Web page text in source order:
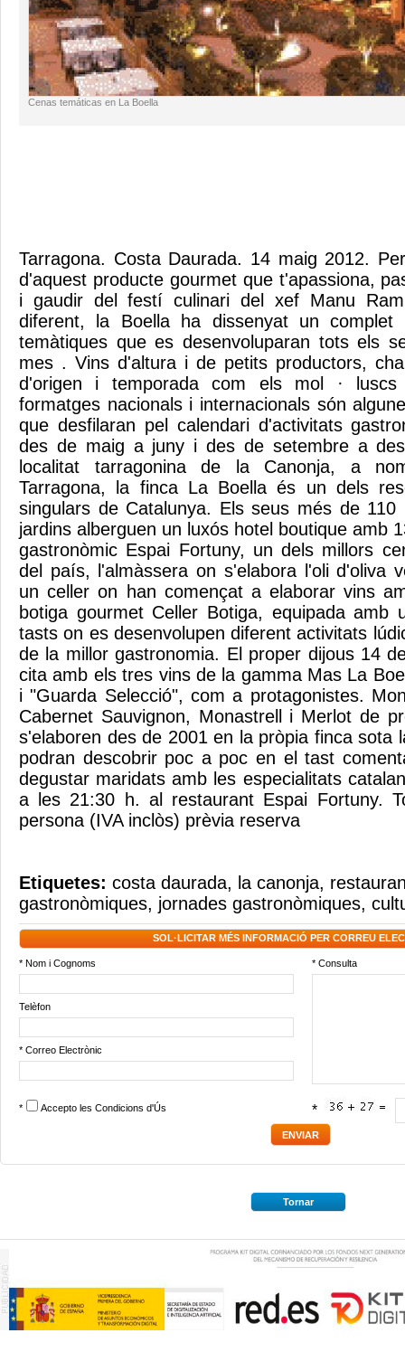
Cenas temáticas en La Boella
Tarragona. Costa Daurada. 14 maig 2012.
d'aquest producte gourmet que t'apassiona,
i gaudir del festí culinari del xef Manu
diferent, la Boella ha dissenyat un complet
temàtiques que es desenvoluparan tots els
mes . Vins d'altura i de petits productors,
d'origen i temporada com els mol ·
formatges nacionals i internacionals són
que desfilaran pel calendari d'activitats
des de maig a juny i des de setembre a
localitat tarragonina de la Canonja, a
Tarragona, la finca La Boella és un dels
singulars de Catalunya. Els seus més de 110
jardins alberguen un luxós hotel boutique amb
gastronòmic Espai Fortuny, un dels millors
del país, l'almàssera on s'elabora l'oli d'oliva
un celler on han començat a elaborar vins
botiga gourmet Celler Botiga, equipada amb
tasts on es desenvolupen diferent activitats
de la millor gastronomia. El proper dijous 14
cita amb els tres vins de la gamma Mas La
i "Guarda Selecció", com a protagonistes.
Cabernet Sauvignon, Monastrell i Merlot de
s'elaboren des de 2001 en la pròpia finca sota
podran descobrir poc a poc en el tast
degustar maridats amb les especialitats
a les 21:30 h. al restaurant Espai Fortuny.
persona (IVA inclòs) prèvia reserva
Etiquetes: costa daurada, la canonja,
gastronòmiques, jornades gastronòmiques,
SOL·LICITAR MÉS INFORMACIÓ PER CORREU
* Nom i Cognoms * Consulta
Telèfon
* Correo Electrònic
* Accepto les Condicions d'Ús *
Tornar